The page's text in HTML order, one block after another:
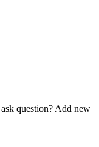
question? Add new